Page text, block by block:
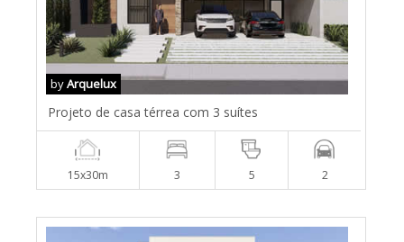
byArquelux
Projeto de casa térrea com 3 suítes
15x30m 3 5 2